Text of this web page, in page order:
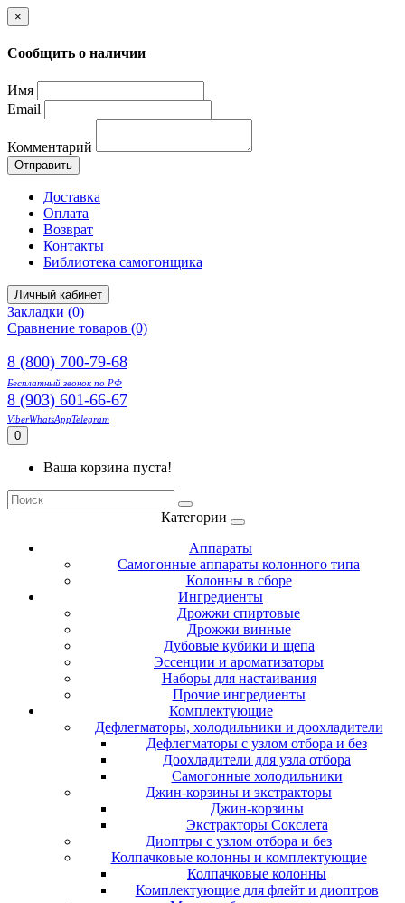
×
Сообщить о наличии
Имя
Email
Комментарий
Отправить
Доставка
Оплата
Возврат
Контакты
Библиотека самогонщика
Личный кабинет
Закладки (0)
Сравнение товаров (0)
8 (800) 700-79-68
Бесплатный звонок по РФ
8 (903) 601-66-67
ViberWhatsAppTelegram
0
Ваша корзина пуста!
Категории
Аппараты
Самогонные аппараты колонного типа
Колонны в сборе
Ингредиенты
Дрожжи спиртовые
Дрожжи винные
Дубовые кубики и щепа
Эссенции и ароматизаторы
Наборы для настаивания
Прочие ингредиенты
Комплектующие
Дефлегматоры, холодильники и доохладители
Дефлегматоры с узлом отбора и без
Доохладители для узла отбора
Самогонные холодильники
Джин-корзины и экстракторы
Джин-корзины
Экстракторы Сокслета
Диоптры с узлом отбора и без
Колпачковые колонны и комплектующие
Колпачковые колонны
Комплектующие для флейт и диоптров